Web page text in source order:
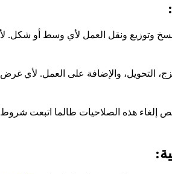
وتوزيع ونقل العمل لأي وسط أو شكل.
التحويل، والإضافة على العمل. لأي
إلغاء هذه الصلاحيات طالما اتبعت